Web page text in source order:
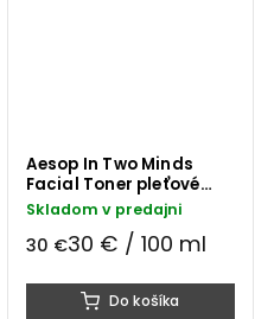
Aesop In Two Minds
Facial Toner pleťové
tonikum 100 ml
Skladom v predajni
30 €30 € / 100 ml
Do košíka